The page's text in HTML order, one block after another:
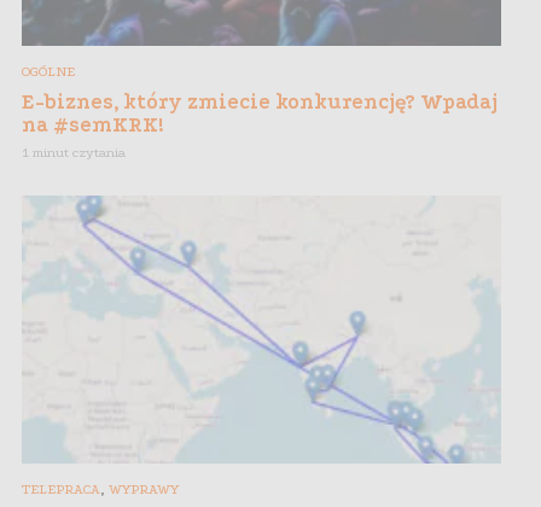
OGÓLNE
E-biznes, który zmiecie konkurencję? Wpadaj
na #semKRK!
1 minut czytania
TELEPRACA, WYPRAWY